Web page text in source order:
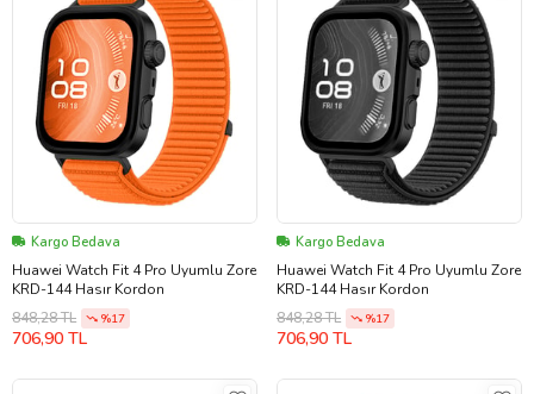
Kargo Bedava
Huawei Watch Fit 4 Pro Uyumlu Zore
KRD-144 Hasır Kordon
848,28 TL
%17
706,90 TL
Kargo Bedava
Huawei Watch Fit 4 Pro Uyumlu Zore
KRD-144 Hasır Kordon
848,28 TL
%17
706,90 TL